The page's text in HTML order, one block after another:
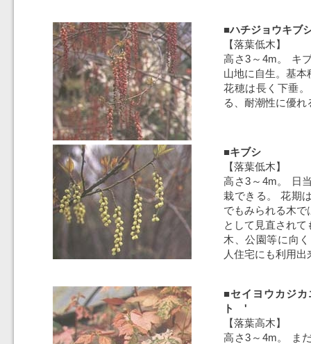
■ハチジョウキ
【落葉低木】
高さ3～4m。 キ
山地に自生。基本
花穂は長く下垂
る、耐潮性に優れ
■キブシ
【落葉低木】
高さ3～4m。 日
栽できる。 花期
でもみられる木で
として見直され
木、公園等に向
人住宅にも利用出
■セイヨウカジ
ト '
【落葉高木】
高さ3～4m。 ま